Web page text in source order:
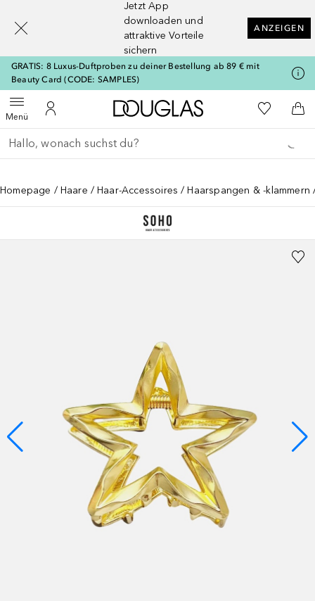
Jetzt App
downloaden und
attraktive Vorteile
sichern
ANZEIGEN
GRATIS: 8 Luxus-Duftproben zu deiner Bestellung ab 89 € mit
Beauty Card (CODE: SAMPLES)
MenüMenü öffnenZu Meinem Kundenkonto
Zur Douglas Startseite
Zu Meiner
Gehe zurück
Suche ausführen
Homepage Haare Haar-Accessoires Haarspangen & -klammern
[navigation.slideout.screenreader]